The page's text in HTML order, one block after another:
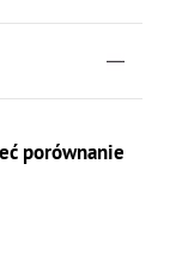
porównanie